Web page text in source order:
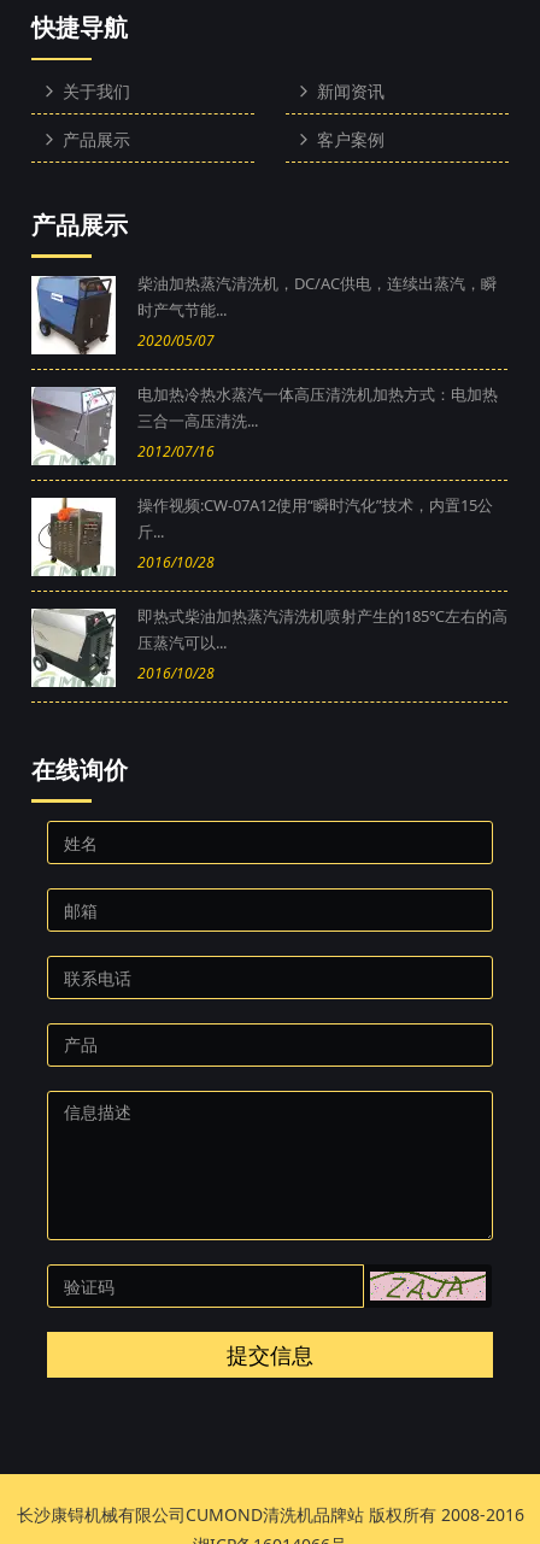
快捷导航
关于我们 新闻资讯
产品展示 客户案例
产品展示
柴油加热蒸汽清洗机，DC/AC供电，连续出蒸汽，瞬
时产气节能...
2020/05/07
电加热冷热水蒸汽一体高压清洗机加热方式：电加热
三合一高压清洗...
2012/07/16
操作视频:CW-07A12使用“瞬时汽化”技术，内置15公
斤...
2016/10/28
即热式柴油加热蒸汽清洗机喷射产生的185℃左右的高
压蒸汽可以...
2016/10/28
在线询价
提交信息
长沙康锝机械有限公司CUMOND清洗机品牌站 版权所有 2008-2016